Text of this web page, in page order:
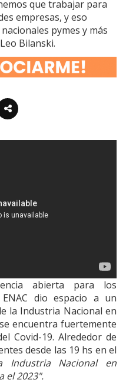
que trabajar para
empresas, y eso
pymes y más
Bilanski.
abierta para los
dio espacio a un
la Industria Nacional en
encuentra fuertemente
Covid-19. Alrededor de
desde las 19 hs en el
Industria Nacional en
el 2023".